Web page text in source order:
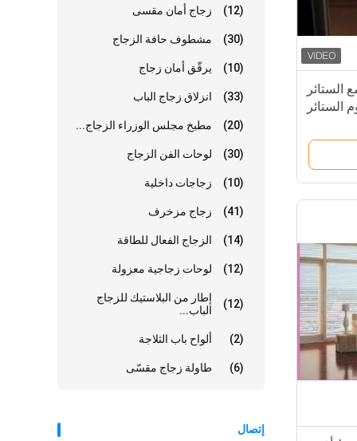
زجاج أمان مقسى (12)
مشطوف حافة الزجاج (30)
يرقّق أمان زجاج (10)
انزلاق زجاج الباب (33)
مطبخ مجلس الوزراء الزجاج... (20)
لوحات الفن الزجاج (30)
زجاجات داخلية (10)
زجاج مزخرف (41)
الزجاج الفعال للطاقة (14)
لوحات زجاجية معزولة (12)
إطار من البلاستيك للزجاج
الباب...
(12)
ألواح باب الثلاجة (2)
طاولة زجاج مقسّى (6)
إتصال